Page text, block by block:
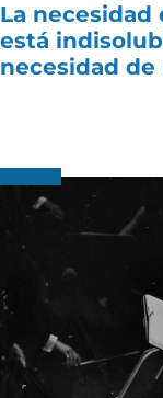
La necesidad
está
necesidad